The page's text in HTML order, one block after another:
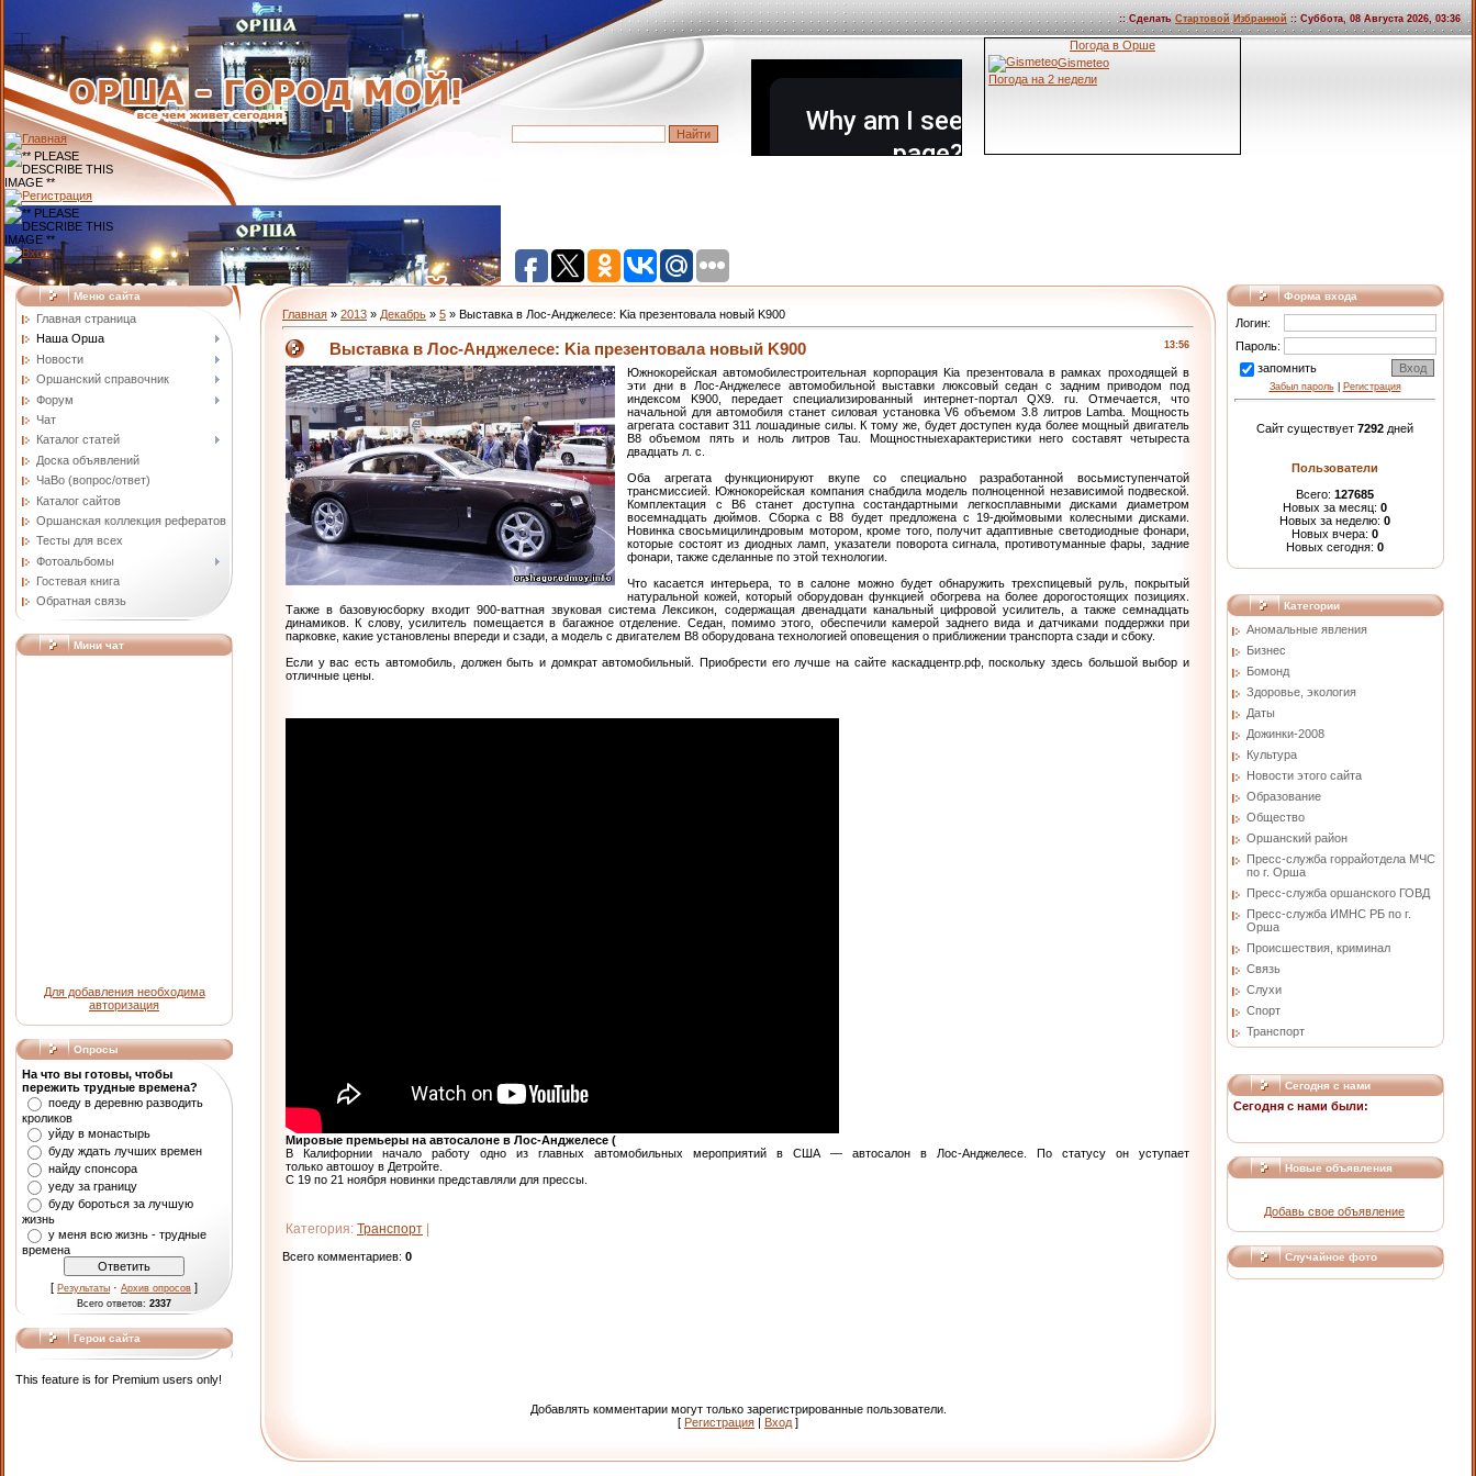
:: Сделать Стартовой Избранной :: Суббота, 08 Августа 2026, 03:36
Погода в Орше
Gismeteo
Погода на 2 недели
Меню сайта
Главная страница
Наша Орша
Новости
Оршанский справочник
Форум
Чат
Каталог статей
Доска объявлений
ЧаВо (вопрос/ответ)
Каталог сайтов
Оршанская коллекция рефератов
Тесты для всех
Фотоальбомы
Гостевая книга
Обратная связь
Мини чат
Для добавления необходима
авторизация
Опросы
На что вы готовы, чтобы
пережить трудные времена?
поеду в деревню разводить
кроликов
уйду в монастырь
буду ждать лучших времен
найду спонсора
уеду за границу
буду бороться за лучшую
жизнь
у меня всю жизнь - трудные
времена
[ Результаты · Архив опросов ]
Всего ответов: 2337
Герои сайта
This feature is for Premium users only!
Главная » 2013 » Декабрь » 5 » Выставка в Лос-Анджелесе: Kia презентовала новый K900
13:56
Выставка в Лос-Анджелесе: Kia презентовала новый K900
Южнокорейская автомобилестроительная корпорация Kia презентовала в рамках проходящей в
эти дни в Лос-Анджелесе автомобильной выставки люксовый седан с задним приводом под
индексом K900, передает специализированный интернет-портал QX9. ru. Отмечается, что
начальной для автомобиля станет силовая установка V6 объемом 3.8 литров Lamba. Мощность
агрегата составит 311 лошадиные силы. К тому же, будет доступен куда более мощный двигатель
В8 объемом пять и ноль литров Tau. Мощностныехарактеристики него составят четыреста
двадцать л. с.
Оба агрегата функционируют вкупе со специально разработанной восьмиступенчатой
трансмиссией. Южнокорейская компания снабдила модель полноценной независимой подвеской.
Комплектация с В6 станет доступна состандартными легкосплавными дисками диаметром
восемнадцать дюймов. Сборка с В8 будет предложена с 19-дюймовыми колесными дисками.
Новинка свосьмицилиндровым мотором, кроме того, получит адаптивные светодиодные фонари,
которые состоят из диодных ламп, указатели поворота сигнала, противотуманные фары, задние
фонари, также сделанные по этой технологии.
Что касается интерьера, то в салоне можно будет обнаружить трехспицевый руль, покрытый
натуральной кожей, который оборудован функцией обогрева на более дорогостоящих позициях.
Также в базовуюсборку входит 900-ваттная звуковая система Лексикон, содержащая двенадцати канальный цифровой усилитель, а также семнадцать
динамиков. К слову, усилитель помещается в багажное отделение. Седан, помимо этого, обеспечили камерой заднего вида и датчиками поддержки при
парковке, какие установлены впереди и сзади, а модель с двигателем В8 оборудована технологией оповещения о приближении транспорта сзади и сбоку.
Если у вас есть автомобиль, должен быть и домкрат автомобильный. Приобрести его лучше на сайте каскадцентр.рф, поскольку здесь большой выбор и
отличные цены.
Мировые премьеры на автосалоне в Лос-Анджелесе (
В Калифорнии начало работу одно из главных автомобильных мероприятий в США — автосалон в Лос-Анджелесе. По статусу он уступает
только автошоу в Детройте.
С 19 по 21 ноября новинки представляли для прессы.
Категория: Транспорт |
Всего комментариев: 0
Добавлять комментарии могут только зарегистрированные пользователи.
[ Регистрация | Вход ]
Форма входа
Логин:
Пароль:
запомнить
Забыл пароль| Регистрация
Сайт существует 7292 дней
Пользователи
Всего: 127685
Новых за месяц: 0
Новых за неделю: 0
Новых вчера: 0
Новых сегодня: 0
Категории
Аномальные явления
Бизнес
Бомонд
Здоровье, экология
Даты
Дожинки-2008
Культура
Новости этого сайта
Образование
Общество
Оршанский район
Пресс-служба горрайотдела МЧС
по г. Орша
Пресс-служба оршанского ГОВД
Пресс-служба ИМНС РБ по г.
Орша
Проиcшествия, криминал
Связь
Слухи
Спорт
Транспорт
Сегодня с нами
Сегодня с нами были:
Новые объявления
Добавь свое объявление
Случайное фото